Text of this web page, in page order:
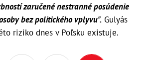
zaručené nestranné posúdenie
bez politického vplyvu". Gulyás
riziko dnes v Poľsku existuje.